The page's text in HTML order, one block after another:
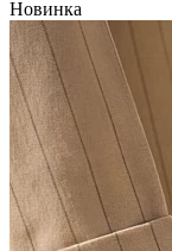
Новинка